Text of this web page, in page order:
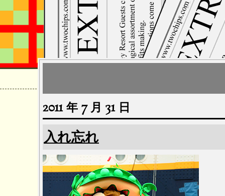
2011 年 7 月 31 日
入れ忘れ